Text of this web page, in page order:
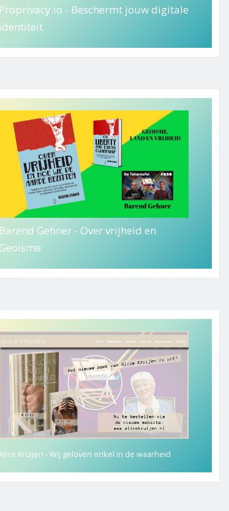
Proprivacy.io - Beschermt jouw digitale
identiteit
Barend Gehner - Over vrijheid en
Geoisme
Kruijen - Wij geloven enkel in de waarheid